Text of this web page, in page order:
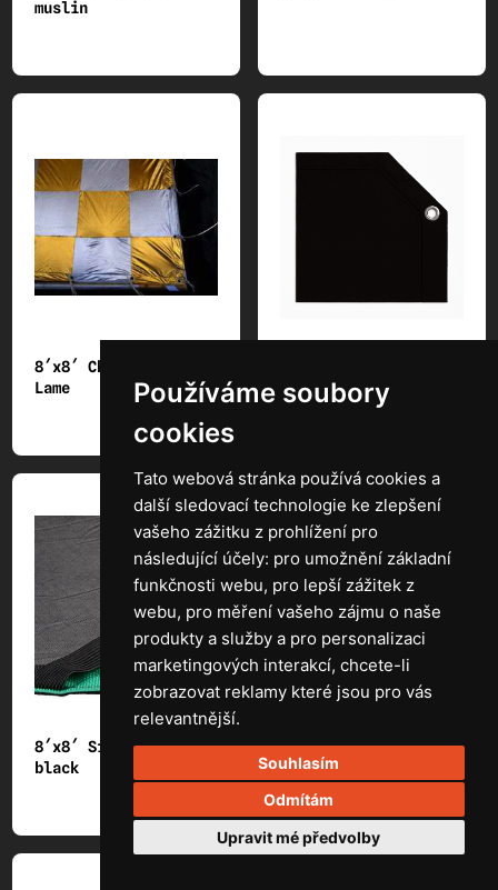
Používáme soubory
cookies
Tato webová stránka používá cookies a
další sledovací technologie ke zlepšení
vašeho zážitku z prohlížení pro
následující účely: pro umožnění základní
funkčnosti webu, pro lepší zážitek z
webu, pro měření vašeho zájmu o naše
produkty a služby a pro personalizaci
marketingových interakcí, chcete-li
zobrazovat reklamy které jsou pro vás
relevantnější.
Souhlasím
Odmítám
Upravit mé předvolby
muslin
8´x8´ Checker board
Lame
8´x8´ Single net
black
8´x8´ Double net
black